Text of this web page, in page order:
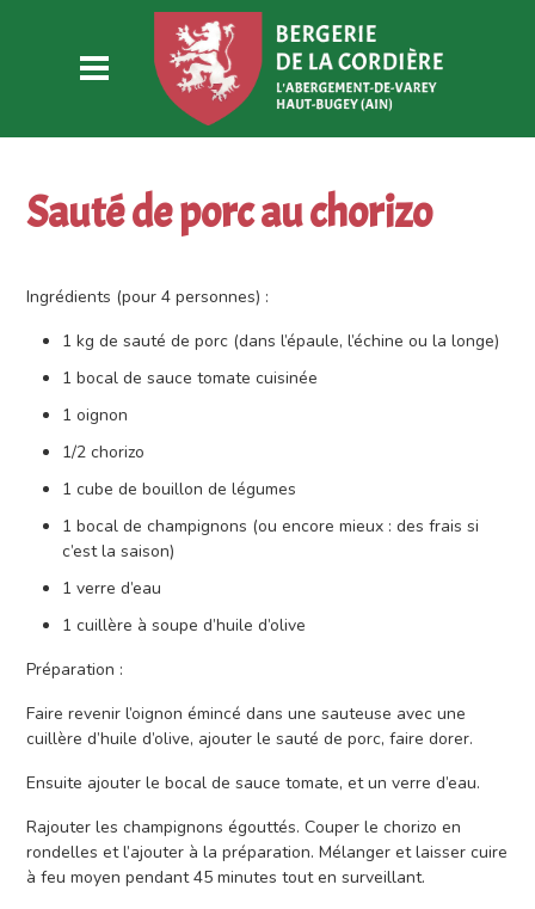
Sauté de porc au chorizo
Ingrédients (pour 4 personnes) :
1 kg de sauté de porc (dans l’épaule, l’échine ou la longe)
1 bocal de sauce tomate cuisinée
1 oignon
1/2 chorizo
1 cube de bouillon de légumes
1 bocal de champignons (ou encore mieux : des frais si
c’est la saison)
1 verre d’eau
1 cuillère à soupe d’huile d’olive
Préparation :
Faire revenir l’oignon émincé dans une sauteuse avec une
cuillère d’huile d’olive, ajouter le sauté de porc, faire dorer.
Ensuite ajouter le bocal de sauce tomate, et un verre d’eau.
Rajouter les champignons égouttés. Couper le chorizo en
rondelles et l’ajouter à la préparation. Mélanger et laisser cuire
à feu moyen pendant 45 minutes tout en surveillant.